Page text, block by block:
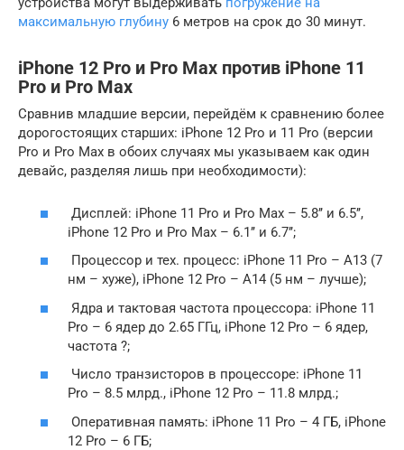
максимальную глубину 6 метров на срок до 30 минут.
iPhone 12 Pro и Pro Max против iPhone 11
Pro и Pro Max
Сравнив младшие версии, перейдём к сравнению более
дорогостоящих старших: iPhone 12 Pro и 11 Pro (версии
Pro и Pro Max в обоих случаях мы указываем как один
девайс, разделяя лишь при необходимости):
Дисплей: iPhone 11 Pro и Pro Max – 5.8’’ и 6.5’’,
iPhone 12 Pro и Pro Max – 6.1’’ и 6.7’’;
Процессор и тех. процесс: iPhone 11 Pro – A13 (7
нм – хуже), iPhone 12 Pro – A14 (5 нм – лучше);
Ядра и тактовая частота процессора: iPhone 11
Pro – 6 ядер до 2.65 ГГц, iPhone 12 Pro – 6 ядер,
частота ?;
Число транзисторов в процессоре: iPhone 11
Pro – 8.5 млрд., iPhone 12 Pro – 11.8 млрд.;
Оперативная память: iPhone 11 Pro – 4 ГБ, iPhone
12 Pro – 6 ГБ;